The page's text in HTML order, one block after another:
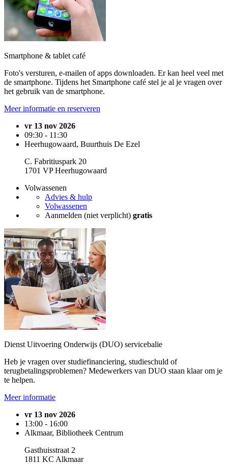
Smartphone & tablet café
Foto's versturen, e-mailen of apps downloaden. Er kan heel veel met
de smartphone. Tijdens het Smartphone café stel je al je vragen over
het gebruik van de smartphone.
Meer informatie en reserveren
vr 13 nov 2026
09:30 - 11:30
Heerhugowaard, Buurthuis De Ezel
C. Fabritiuspark 20
1701 VP Heerhugowaard
Volwassenen
Advies & hulp
Volwassenen
Aanmelden (niet verplicht) gratis
Dienst Uitvoering Onderwijs (DUO) servicebalie
Heb je vragen over studiefinanciering, studieschuld of
terugbetalingsproblemen? Medewerkers van DUO staan klaar om je
te helpen.
Meer informatie
vr 13 nov 2026
13:00 - 16:00
Alkmaar, Bibliotheek Centrum
Gasthuisstraat 2
1811 KC Alkmaar